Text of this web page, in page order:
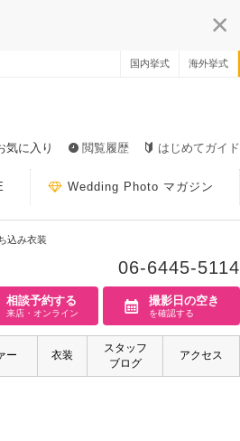
国内挙式 海外挙式
気に入り 閲覧履歴 はじめてガイド
Wedding Photo マガジン
込み衣装
06-6445-5114
相談予約する
来店・オンライン
撮影日の空き
を確認する
ー 衣装
スタッフ
ブログ
アクセス